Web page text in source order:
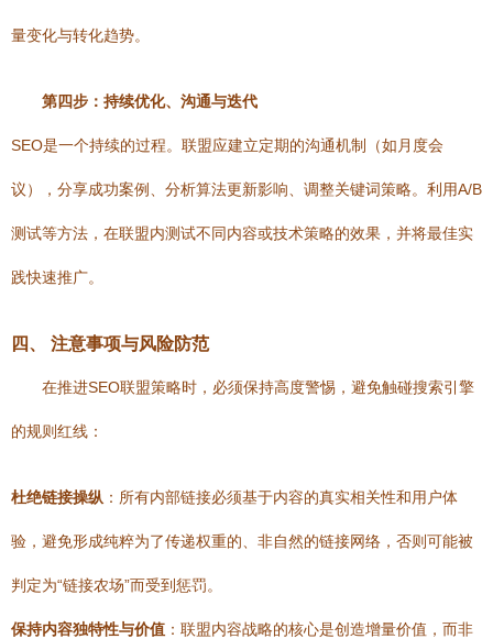
量变化与转化趋势。
第四步：持续优化、沟通与迭代
SEO是一个持续的过程。联盟应建立定期的沟通机制（如月度会
议），分享成功案例、分析算法更新影响、调整关键词策略。利用A/B
测试等方法，在联盟内测试不同内容或技术策略的效果，并将最佳实
践快速推广。
四、 注意事项与风险防范
在推进SEO联盟策略时，必须保持高度警惕，避免触碰搜索引擎
的规则红线：
杜绝链接操纵 ：所有内部链接必须基于内容的真实相关性和用户体
验，避免形成纯粹为了传递权重的、非自然的链接网络，否则可能被
判定为“链接农场”而受到惩罚。
保持内容独特性与价值 ：联盟内容战略的核心是创造增量价值，而非